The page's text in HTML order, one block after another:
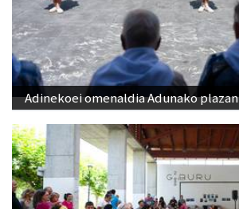
Adinekoei omenaldia Adunako plazan